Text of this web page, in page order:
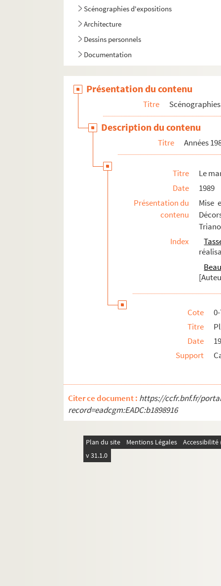
Scénographies d'expositions
Architecture
Dessins personnels
Documentation
Présentation du contenu
Titre
Description du contenu
Titre Années
Titre
Le
Date
1989
Présentation du
contenu
Mise
Index
Cote
Titre
Date
Support
Citer ce document : https://ccfr.bnf.fr/
record=eadcgm:EADC:b1898916
Plan du site Mentions Légales
v 31.1.0